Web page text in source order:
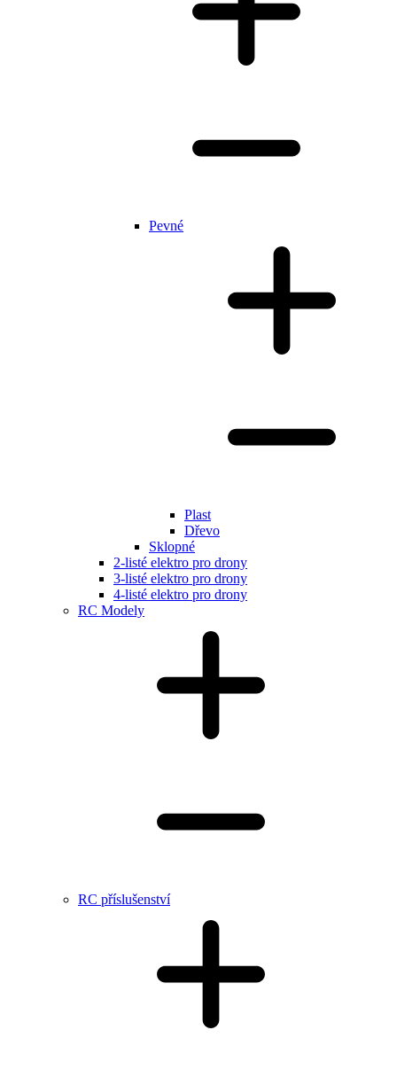
Pevné
Plast
Dřevo
Sklopné
2-listé elektro pro drony
3-listé elektro pro drony
4-listé elektro pro drony
RC Modely
RC příslušenství